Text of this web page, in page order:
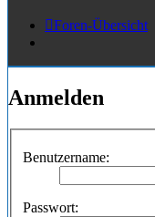
Foren-Übersicht
Anmelden
Benutzername:
Passwort: